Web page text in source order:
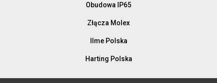
Obudowa IP65
Złącza Molex
Ilme Polska
Harting Polska